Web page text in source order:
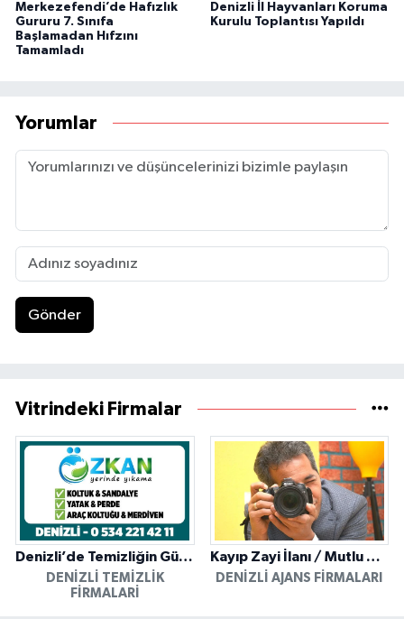
Merkezefendi’de Hafızlık
Gururu 7. Sınıfa
Başlamadan Hıfzını
Tamamladı
Denizli İl Hayvanları Koruma
Kurulu Toplantısı Yapıldı
Yorumlar
Gönder
Vitrindeki Firmalar
Denizli’de Temizliğin Güvenilir Adresi: Özkan Yerinde Yıkama
DENIZLI TEMIZLIK
FIRMALARI
Kayıp Zayi İlanı / Mutlu Ajans / Denizli
DENIZLI AJANS FIRMALARI